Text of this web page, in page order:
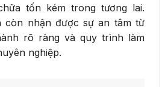
tốn kém trong tương lai.
còn nhận được sự an tâm từ
rõ ràng và quy trình làm
nghiệp.